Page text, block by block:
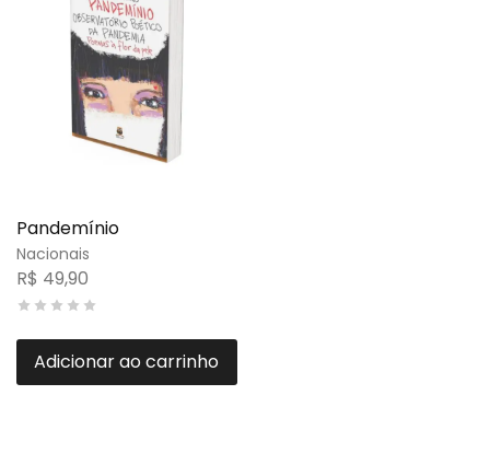
Nacionais
Pandemínio
R$ 49,90
Adicionar ao carrinho